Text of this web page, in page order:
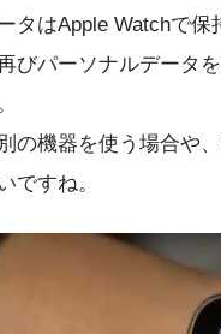
タはApple Watchで
びパーソナルデータ
の機器を使う場合や
ですね。